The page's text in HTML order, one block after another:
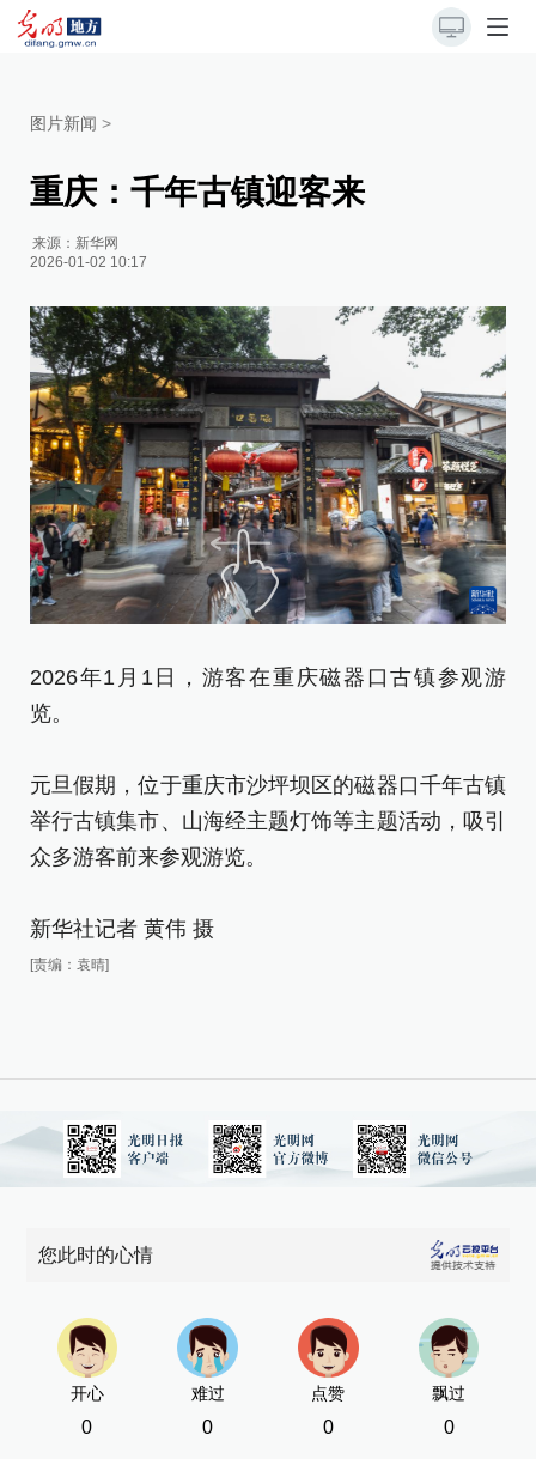
图片新闻 >
重庆：千年古镇迎客来
来源： 新华网
2026-01-02 10:17
2026年1月1日，游客在重庆磁器口古镇参观游
览。
元旦假期，位于重庆市沙坪坝区的磁器口千年古镇
举行古镇集市、山海经主题灯饰等主题活动，吸引
众多游客前来参观游览。
新华社记者 黄伟 摄
[责编：袁晴]
元
您此时的心情
开心
0
难过
0
点赞
0
飘过
0